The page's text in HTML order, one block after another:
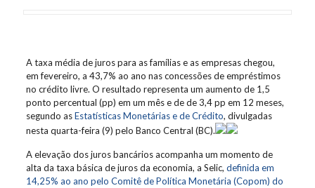
A taxa média de juros para as famílias e as empresas chegou,
em fevereiro, a 43,7% ao ano nas concessões de empréstimos
no crédito livre. O resultado representa um aumento de 1,5
ponto percentual (pp) em um mês e de de 3,4 pp em 12 meses,
segundo asEstatísticas Monetárias e de Crédito, divulgadas
nesta quarta-feira (9) pelo Banco Central (BC).
A elevação dos juros bancários acompanha um momento de
alta da taxa básica de juros da economia, a Selic, definida em
14,25% ao ano pelo Comitê de Política Monetária (Copom) do